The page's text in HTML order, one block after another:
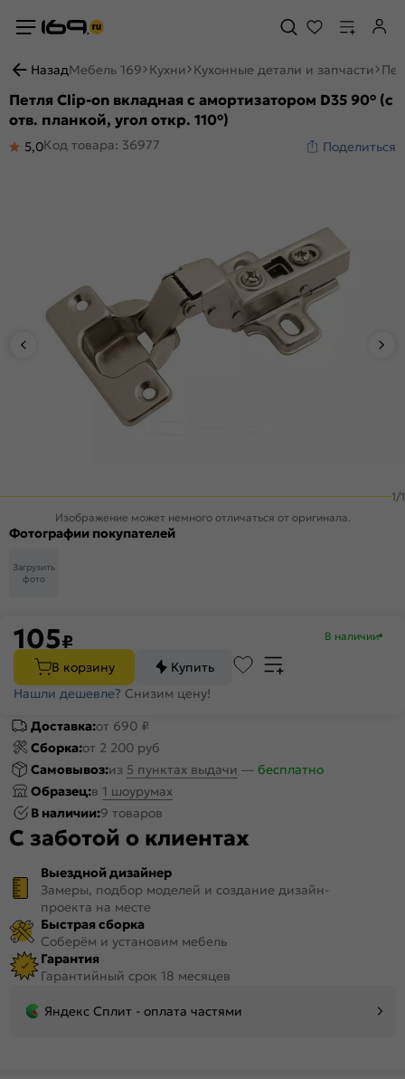
НазадМебель 169 Кухни Кухонные детали и запчасти
Петля Clip-on вкладная с амортизатором D35 90° (с
отв. планкой, угол откр. 110°)
5,0Код товара: 36977 Поделиться
1/1
Изображение может немного отличаться от оригинала.
Фотографии покупателей
Загрузить
фото
105₽ В наличии
В корзину
Купить
Нашли дешевле? Снизим цену!
Доставка:от 690 ₽
Сборка:от 2 200 руб
Самовывоз:из 5 пунктах выдачи — бесплатно
Образец:в 1 шоурумах
В наличии:9 товаров
С заботой о клиентах
Выездной дизайнер
Замеры, подбор моделей и создание дизайн-
проекта на месте
Быстрая сборка
Соберём и установим мебель
Гарантия
Гарантийный срок 18 месяцев
Яндекс Сплит - оплата частями